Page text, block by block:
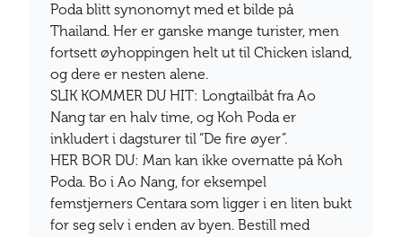
Poda blitt synonomyt med et bilde på
Thailand. Her er ganske mange turister, men
fortsett øyhoppingen helt ut til Chicken island,
og dere er nesten alene.
SLIK KOMMER DU HIT: Longtailbåt fra Ao
Nang tar en halv time, og Koh Poda er
inkludert i dagsturer til “De fire øyer”.
HER BOR DU: Man kan ikke overnatte på Koh
Poda. Bo i Ao Nang, for eksempel
femstjerners Centara som ligger i en liten bukt
for seg selv i enden av byen. Bestill med